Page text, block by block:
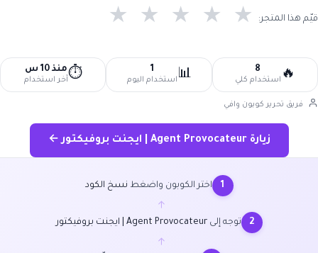
قيّم هذا المتجر: ★ ★ ★ ★ ★
🔥
8
استخدام كلي 📊
1
استخدام اليوم ⏱️منذ 10 س
آخر استخدام
فريق تحرير كوبون وافي
زيارة Agent Provocateur | ايجنت بروفيكتور ←
1 اختر الكوبون واضغط نسخ الكود
←
2 توجه إلىAgent Provocateur | ايجنت بروفيكتور
←